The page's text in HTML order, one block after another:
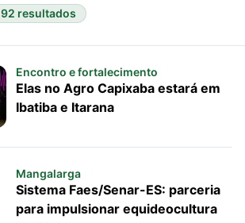
92 resultados
Encontro e fortalecimento
Elas no Agro Capixaba estará em
Ibatiba e Itarana
Mangalarga
Sistema Faes/Senar-ES: parceria
para impulsionar equideocultura